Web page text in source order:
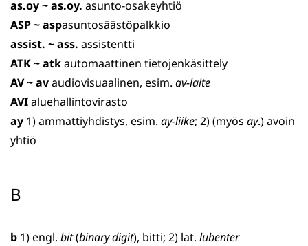
as.oy ~ as.oy. asunto-osakeyhtiö
ASP ~ aspasuntosäästöpalkkio
assist. ~ ass. assistentti
ATK ~ atkautomaattinen tietojenkäsittely
AV ~ avaudiovisuaalinen, esim. av-laite
AVIaluehallintovirasto
ay 1) ammattiyhdistys, esim. ay-liike; 2) (myös ay.) avoin
yhtiö
B
b 1) engl. bit(binary digit), bitti; 2) lat. lubenter